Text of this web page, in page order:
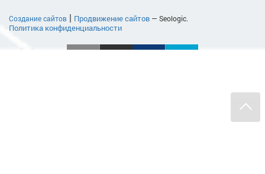
Создание сайтов | Продвижение сайтов — Seologic.
Политика конфиденциальности